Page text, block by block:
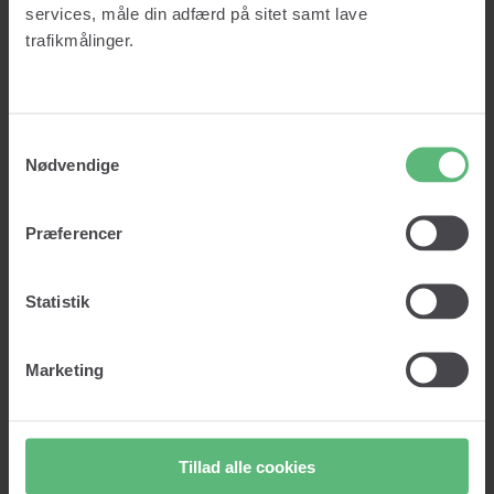
services, måle din adfærd på sitet samt lave
trafikmålinger.
Nødvendige
Præferencer
Statistik
Marketing
Tillad alle cookies
About us
Prices
Log in
Get started
Clean data. Right customers. Right decisions.